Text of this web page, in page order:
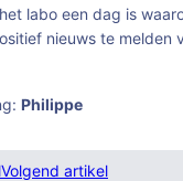
labo een dag is
nieuws te melden
Philippe
Volgend artikel